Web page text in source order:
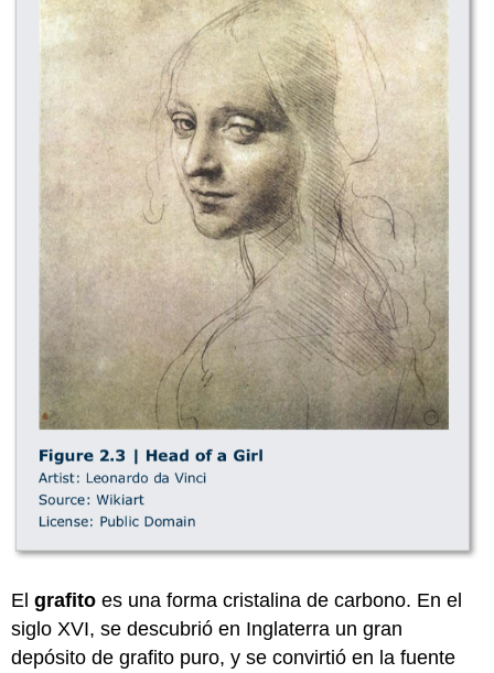
Elgrafito es una forma cristalina de carbono. En el
siglo XVI, se descubrió en Inglaterra un gran
depósito de grafito puro, y se convirtió en la fuente